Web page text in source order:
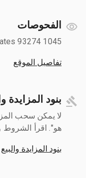
الفحوصات
1045 E Rankin Rd, Tulare, CA, United States 93274
تفاصيل الموقع
بنود المزايدة
لا يمكن سحب
هو". اقرأ الشروط
بنود المزايدة والبيع